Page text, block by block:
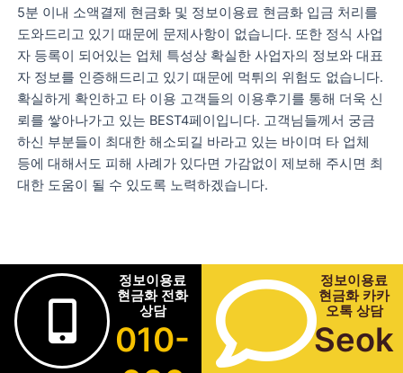
5분 이내 소액결제 현금화 및 정보이용료 현금화 입금 처리를
도와드리고 있기 때문에 문제사항이 없습니다. 또한 정식 사업
자 등록이 되어있는 업체 특성상 확실한 사업자의 정보와 대표
자 정보를 인증해드리고 있기 때문에 먹튀의 위험도 없습니다.
확실하게 확인하고 타 이용 고객들의 이용후기를 통해 더욱 신
뢰를 쌓아나가고 있는 BEST4페이입니다. 고객님들께서 궁금
하신 부분들이 최대한 해소되길 바라고 있는 바이며 타 업체
등에 대해서도 피해 사례가 있다면 가감없이 제보해 주시면 최
대한 도움이 될 수 있도록 노력하겠습니다.
정보이용료
현금화 전화
상담
010-
정보이용료
현금화 카카
오톡 상담
Seok